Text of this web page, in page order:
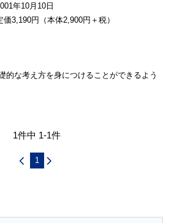
年10月10日
価3,190円（本体2,900円＋税）
的な考え方を身につけることができるよう
1件中 1-1件
1